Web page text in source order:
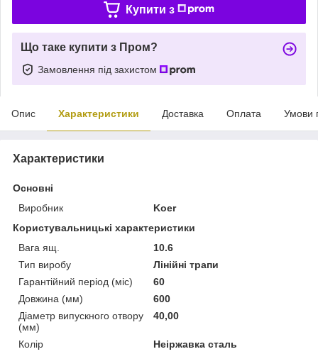
Купити з
Що таке купити з Пром?
Замовлення під захистом
Опис Характеристики Доставка Оплата Умови
Характеристики
Основні
Виробник
Koer
Користувальницькі характеристики
Вага ящ.
10.6
Тип виробу
Лінійні трапи
Гарантійний період (міс)
60
Довжина (мм)
600
Діаметр випускного отвору
(мм)
40,00
Колір
Неіржавка сталь